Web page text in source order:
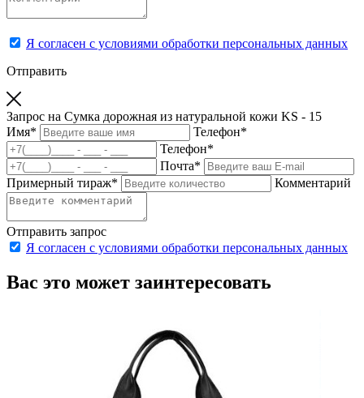
Я согласен с условиями обработки персональных данных
Отправить
Запрос на Сумка дорожная из натуральной кожи KS - 15
Имя* Телефон*
Телефон*
Почта*
Примерный тираж* Комментарий
Отправить запрос
Я согласен с условиями обработки персональных данных
Вас это может заинтересовать